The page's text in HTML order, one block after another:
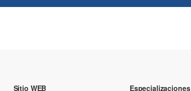
Sitio WEB Especializaciones